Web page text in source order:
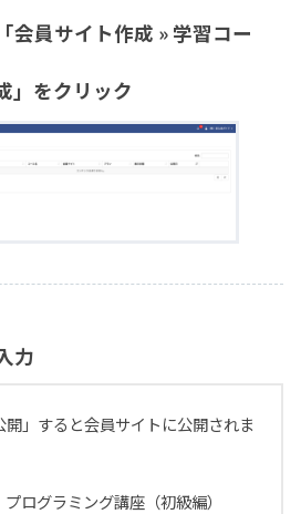
会員サイト作成 » 学習コー
」をクリック
力
」すると会員サイトに公開されま
ログラミング講座（初級編）